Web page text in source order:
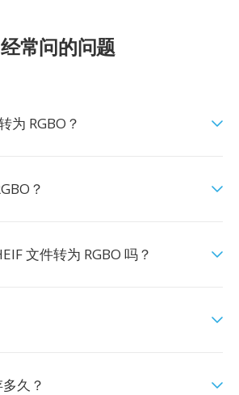
经常问的问题
为 RGBO？
？
文件转为 RGBO 吗？
久？